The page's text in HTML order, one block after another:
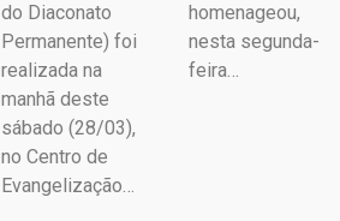
do Diaconato
Permanente) foi
realizada na
manhã deste
sábado (28/03),
no Centro de
Evangelização…
homenageou,
nesta segunda-
feira…